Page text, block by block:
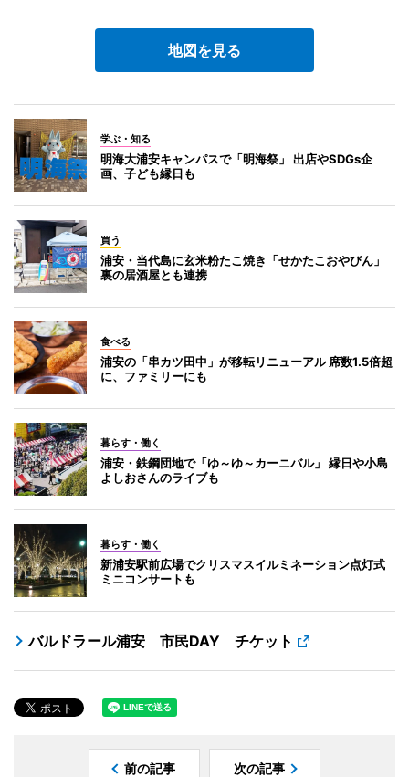
地図を見る
学ぶ・知る
明海大浦安キャンパスで「明海祭」 出店やSDGs企
画、子ども縁日も
買う
浦安・当代島に玄米粉たこ焼き「せかたこおやびん」
裏の居酒屋とも連携
食べる
浦安の「串カツ田中」が移転リニューアル 席数1.5倍超
に、ファミリーにも
暮らす・働く
浦安・鉄鋼団地で「ゆ～ゆ～カーニバル」 縁日や小島
よしおさんのライブも
暮らす・働く
新浦安駅前広場でクリスマスイルミネーション点灯式
ミニコンサートも
バルドラール浦安 市民DAY チケット
前の記事 次の記事